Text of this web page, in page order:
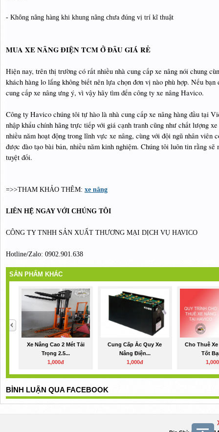
- Không nâng hàng khi khung nâng chưa đúng vị trí kĩ thuật
MUA XE NÂNG ĐIỆN TCM Ở ĐÂU GIÁ RẺ
Hiện nay, trên thị trường có rất nhiều nhà cung cấp xe nâng nói chung
khách hàng lo lắng không biết nên lựa chọn đơn vị nào phù hợp. Nếu
cung cấp xe nâng ưng ý, vì vậy hãy tìm đến công ty xe nâng Havico.
Công ty Havico chúng tôi tự hào là nhà cung cấp xe nâng hàng đầu tại
nhập khẩu chính hãng trực tiếp với giá cạnh tranh cũng như chất lượng
nhiều năm hoạt động trong lĩnh vực xe nâng, cùng với đội ngũ nhân viên
được đào tạo bài bản, nhiều năm kinh nghiệm. Chúng tôi luôn tin rằng
tuyệt đối.
=>>THAM KHẢO THÊM: xe nâng
LIÊN HỆ NGAY VỚI CHÚNG TÔI
CÔNG TY TNHH SẢN XUẤT THƯƠNG MẠI DỊCH VỤ HAVICO
Hotline/Zalo: 0902.901.638
SẢN PHẨM KHÁC
Xe Nâng Cao 2 Mét Tải
Trọng 2.5...
1,000đ
Cung Cấp Ắc Quy Xe
Nâng Điện...
1,000đ
Cho Thuê
Tốt
BÌNH LUẬN QUA FACEBOOK